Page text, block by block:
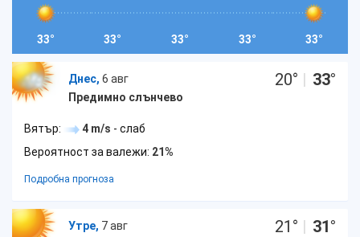
33° 33° 33° 33° 33°
Днес, 6 авг
Предимно слънчево
20° | 33°
Вятър: 4 m/s - слаб
Вероятност за валежи: 21%
Подробна прогноза
Утре, 7 авг
21 ° | 31°